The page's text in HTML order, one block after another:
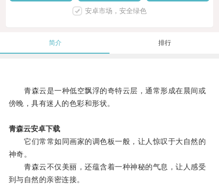
安卓市场，安全绿色
简介 排行
青森云是一种低空飘浮的奇特云层，通常形成在晨间或
傍晚，具有迷人的色彩和形状。
青森云安卓下载
它们常常如同画家的调色板一般，让人惊叹于大自然的
神奇。
青森云不仅美丽，还蕴含着一种神秘的气息，让人感受
到与自然的亲密连接。